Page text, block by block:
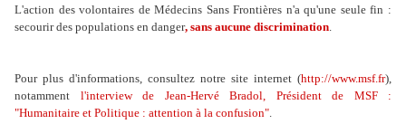
L'action des volontaires de Médecins Sans Frontières n'a qu'une seule fin :
secourir des populations en danger, sans aucune discrimination.
Pour plus d'informations, consultez notre site internet (http://www.msf.fr),
notamment l'interview de Jean-Hervé Bradol, Président de MSF :
"Humanitaire et Politique : attention à la confusion".